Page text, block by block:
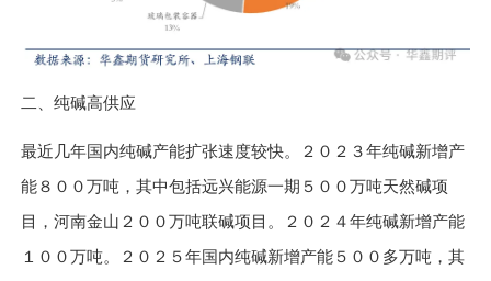
二、纯碱高供应
最近几年国内纯碱产能扩张速度较快。２０２３年纯碱新增产
能８００万吨，其中包括远兴能源一期５００万吨天然碱项
目，河南金山２００万吨联碱项目。２０２４年纯碱新增产能
１００万吨。２０２５年国内纯碱新增产能５００多万吨，其